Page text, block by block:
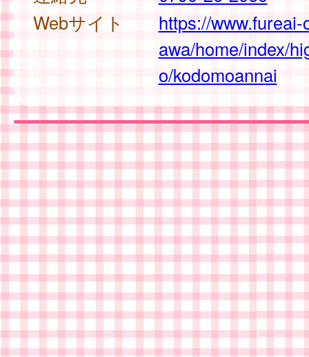
Webサイト
https://
awa/home/index/
o/kodomoannai